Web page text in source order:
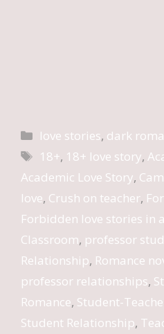
Categories
love stories, dark
Tags
18+, 18+ love story,
Academic Love Story,
love, Crush on teacher,
Forbidden love stories in
Classroom, professor
Relationship, Romance
professor relationships,
Romance, Student-
Student Relationship,